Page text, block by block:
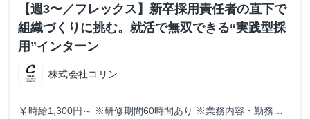
【週3〜／フレックス】新卒採用責任者の直下で
組織づくりに挑む。就活で無双できる“実践型採
用”インターン
株式会社コリン
currency_yen 時給1,300円～ ※研修期間60時間あり ※業務内容・勤務状